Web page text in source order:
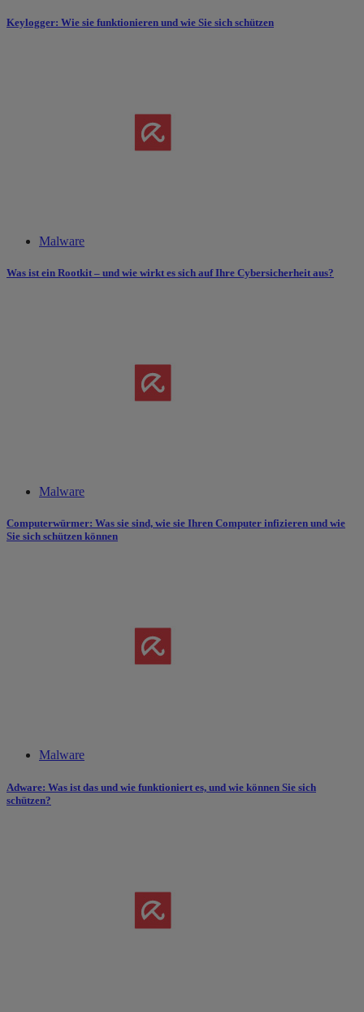
Keylogger: Wie sie funktionieren und wie Sie sich schützen
Malware
Was ist ein Rootkit – und wie wirkt es sich auf Ihre Cybersicherheit aus?
Malware
Computerwürmer: Was sie sind, wie sie Ihren Computer infizieren und wie
Sie sich schützen können
Malware
Adware: Was ist das und wie funktioniert es​,​ und wie können Sie sich
schützen?